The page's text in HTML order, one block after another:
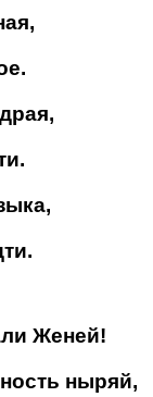
Женей!
ныряй,